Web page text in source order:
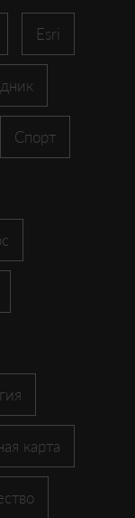
Esri
Спорт
карта